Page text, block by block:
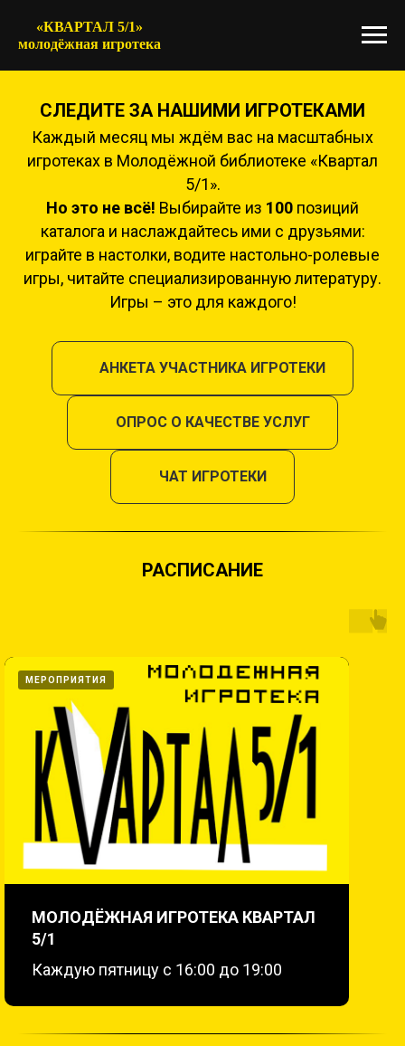
«КВАРТАЛ 5/1»
молодёжная игротека
СЛЕДИТЕ ЗА НАШИМИ ИГРОТЕКАМИ
Каждый месяц мы ждём вас на масштабных
игротеках в Молодёжной библиотеке «Квартал
5/1».
Но это не всё! Выбирайте из 100 позиций
каталога и наслаждайтесь ими с друзьями:
играйте в настолки, водите настольно-ролевые
игры, читайте специализированную литературу.
Игры – это для каждого!
АНКЕТА УЧАСТНИКА ИГРОТЕКИ
ОПРОС О КАЧЕСТВЕ УСЛУГ
ЧАТ ИГРОТЕКИ
РАСПИСАНИЕ
МЕРОПРИЯТИЯ
МОЛОДЁЖНАЯ ИГРОТЕКА КВАРТАЛ
5/1
Каждую пятницу с 16:00 до 19:00